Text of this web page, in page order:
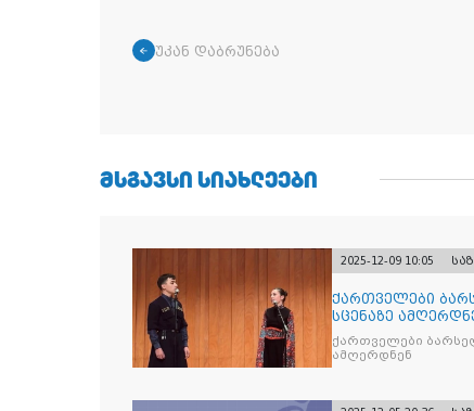
უკან დაბრუნება
ᲛᲡᲒᲐᲕᲡᲘ ᲡᲘᲐᲮᲚᲔᲔᲑᲘ
2025-12-09 10:05
ქართველები
სცენაზე
ქართველები
ამღერდნენ